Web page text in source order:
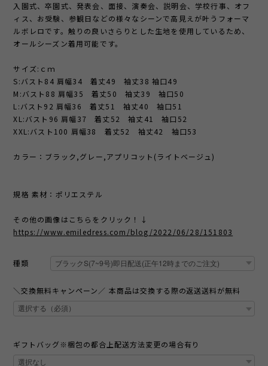
入園式、卒園式、発表会、面接、演奏会、説明会、学校行事、オフ
ィス、お受験、参観日などの様々なシーンで高見えが叶うフォーマ
ルボレロです。触りの良いさらりとした生地を使用しているため、
オールシーズン着用可能です。
サイズ:ｃｍ
S:バスト84 肩幅34 着丈49 袖丈38 袖口49
M:バスト88 肩幅35 着丈50 袖丈39 袖口50
L:バスト92 肩幅36 着丈51 袖丈40 袖口51
XL:バスト96 肩幅37 着丈52 袖丈41 袖口52
XXL:バスト100 肩幅38 着丈52 袖丈42 袖口53
カラー：ブラック,グレー,アプリコット(ライトベージュ)
規格 素材：ポリエステル
その他の画像はこちらをクリック！↓
https://www.emiledress.com/blog/2022/06/28/151803
種類
＼交換無料キャンペーン／ 本商品は交換する際の返送送料が無料
ギフトバッグ※梱包の都合上配送方法変更の場合有り